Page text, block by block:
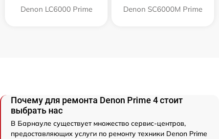
Denon LC6000 Prime Denon SC6000M Prime
Почему для ремонта Denon Prime 4 стоит
выбрать нас
В Барнауле существует множество сервис-центров,
предоставляющих услуги по ремонту техники Denon Prime